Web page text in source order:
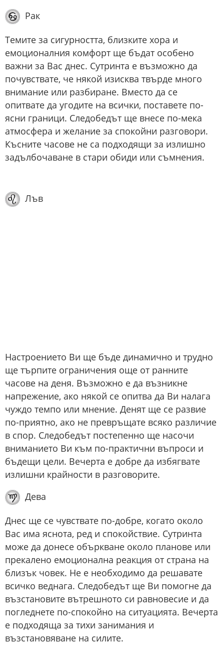
Рак
Темите за сигурността, близките хора и
емоционалния комфорт ще бъдат особено
важни за Вас днес. Сутринта е възможно да
почувствате, че някой изисква твърде много
внимание или разбиране. Вместо да се
опитвате да угодите на всички, поставете по-
ясни граници. Следобедът ще внесе по-мека
атмосфера и желание за спокойни разговори.
Късните часове не са подходящи за излишно
задълбочаване в стари обиди или съмнения.
Лъв
Настроението Ви ще бъде динамично и трудно
ще търпите ограничения още от ранните
часове на деня. Възможно е да възникне
напрежение, ако някой се опитва да Ви налага
чуждо темпо или мнение. Денят ще се развие
по-приятно, ако не превръщате всяко различие
в спор. Следобедът постепенно ще насочи
вниманието Ви към по-практични въпроси и
бъдещи цели. Вечерта е добре да избягвате
излишни крайности в разговорите.
Дева
Днес ще се чувствате по-добре, когато около
Вас има яснота, ред и спокойствие. Сутринта
може да донесе объркване около планове или
прекалено емоционална реакция от страна на
близък човек. Не е необходимо да решавате
всичко веднага. Следобедът ще Ви помогне да
възстановите вътрешното си равновесие и да
погледнете по-спокойно на ситуацията. Вечерта
е подходяща за тихи занимания и
възстановяване на силите.